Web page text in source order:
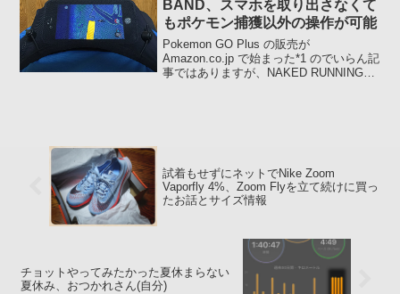
BAND、スマホを取り出さなくて
もポケモン捕獲以外の操作が可能
Pokemon GO Plus の販売が
Amazon.co.jp で始まった*1 のでいらん記
事ではありますが、NAKED RUNNING
試着もせずにネットでNike Zoom
Vaporfly 4%、Zoom Flyを立て続けに買っ
たお話とサイズ情報
チョットやってみたかった夏休まらない
夏休み、おつかれさん(自分)